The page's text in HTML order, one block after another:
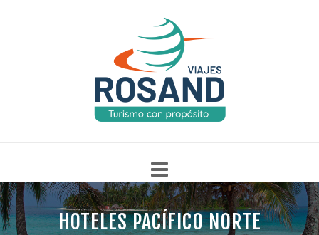
Skip
to
contentINICIO TURISMO NACIONAL TURISMO INTERNACIONAL
HOTELES PACÍFICO NORTE